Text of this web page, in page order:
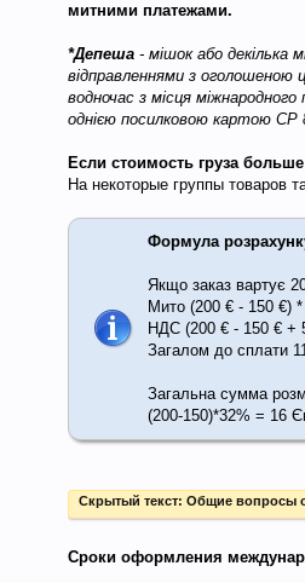
митними платежами.
*Депеша- мішок або декілька
відправленнями з оголошеною
водночас з місця міжнародного
однією посилковою картою
Если стоимость груза
На некоторые группы товаров
Формула
Якщо заказ вартує
Мито (200 € - 150 €)
НДС (200 € - 150 € +
Загалом до сплати
Загальна сумма
(200-150)*32% = 16
Скрытый текст:Общие вопросы
Сроки оформления